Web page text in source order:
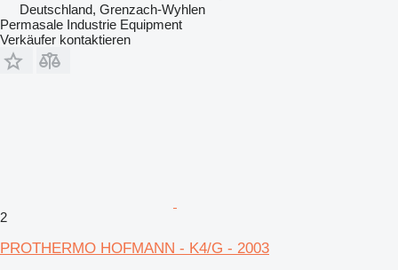
Deutschland, Grenzach-Wyhlen
Permasale Industrie Equipment
Verkäufer kontaktieren
2
PROTHERMO HOFMANN - K4/G - 2003